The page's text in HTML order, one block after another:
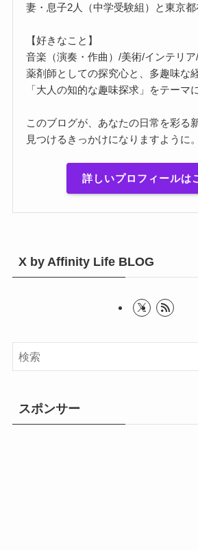
妻・息子2人（中学受験組）と東京都
【好きなこと】
音楽（演奏・作曲）/美術/インテリ
薬剤師としての探究心と、多趣味な
「大人の知的な趣味探求」をテーマ
このブログが、あなたの日常を彩る
見つけるきっかけになりますように。
詳しいプロフィールは
X by Affinity Life BLOG
スポンサー